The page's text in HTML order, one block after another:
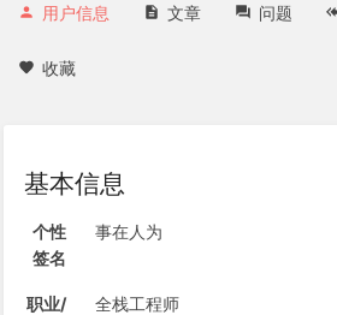
用户信息 文章 问题
收藏
基本信息
个性
签名
事在人为
职业/
全栈工程师